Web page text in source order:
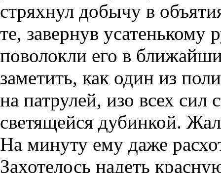
стряхнул добычу в
те, завернув усатенькому
поволокли его в
заметить, как один из
на патрулей, изо всех сил
светящейся дубинкой.
На минуту ему даже
Захотелось надеть